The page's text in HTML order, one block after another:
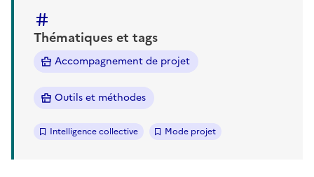
Thématiques et tags
Accompagnement de projet
Outils et méthodes
Intelligence collective Mode projet